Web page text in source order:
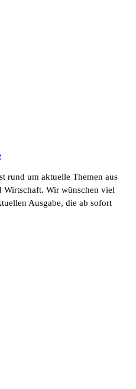
rund um aktu­elle Themen aus
Wirt­schaft. Wir wünschen viel
Ausgabe, die ab sofort